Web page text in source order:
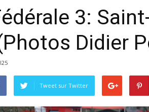
3:
Didier
Tweet sur Twitter